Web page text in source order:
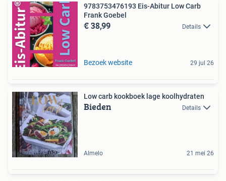
9783753476193 Eis-Abitur Low Carb
Frank Goebel
€ 38,99 Details
Bezoek website 29 jul 26
Low carb kookboek lage koolhydraten
Bieden Details
Almelo 21 mei 26